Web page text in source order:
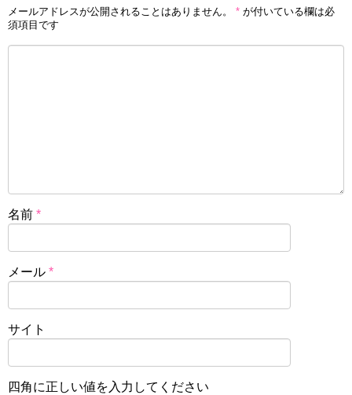
メールアドレスが公開されることはありません。 * が付いている欄は必
須項目です
名前 *
メール *
サイト
四角に正しい値を入力してください